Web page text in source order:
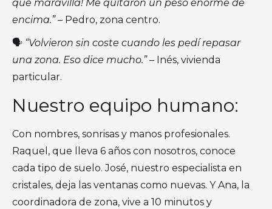
qué maravilla! Me quitaron un peso enorme de
encima.”– Pedro, zona centro.
🗣️ “Volvieron sin coste cuando les pedí repasar
una zona. Eso dice mucho.”– Inés, vivienda
particular.
Nuestro equipo humano:
Con nombres, sonrisas y manos profesionales.
Raquel, que lleva 6 años con nosotros, conoce
cada tipo de suelo. José, nuestro especialista en
cristales, deja las ventanas como nuevas. Y Ana, la
coordinadora de zona, vive a 10 minutos y